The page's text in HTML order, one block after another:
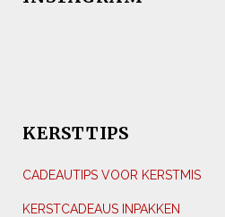
KERSTTIPS
CADEAUTIPS VOOR KERSTMIS
KERSTCADEAUS INPAKKEN